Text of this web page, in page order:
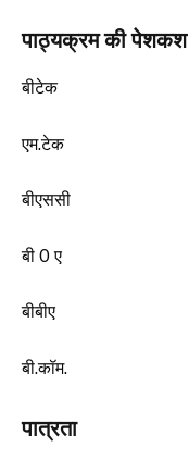
पाठ्यक्रम की पेशकश
बीटेक
एम.टेक
बीएससी
बी 0 ए
बीबीए
बी.कॉम.
पात्रता